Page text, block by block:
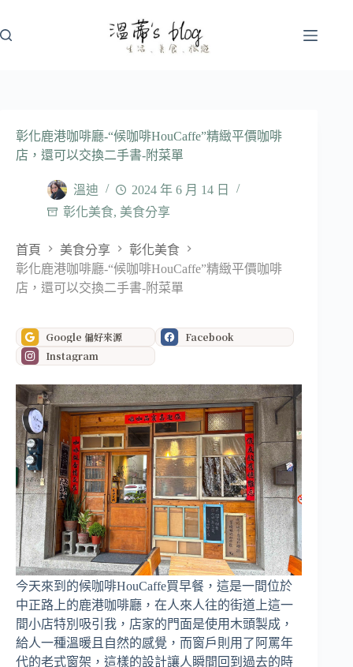
至
彰化鹿港咖啡廳-“候咖啡HouCaffe”精緻平價咖啡
店，還可以交換二手書-附菜單
溫迪
2024 年 6 月 14 日
彰化美食, 美食分享
首頁 美食分享
彰化美食
彰化鹿港咖啡廳-“候咖啡HouCaffe”精緻平價咖啡
店，還可以交換二手書-附菜單
Google 偏好來源
Facebook
Instagram
今天來到的候咖啡HouCaffe買早餐，這是一間位於
中正路上的鹿港咖啡廳，在人來人往的街道上這一
間小店特別吸引我，店家的門面是使用木頭製成，
給人一種溫暖且自然的感覺，而窗戶則用了阿罵年
代的老式窗架，這樣的設計讓人瞬間回到過去的時